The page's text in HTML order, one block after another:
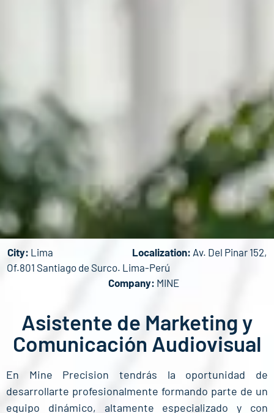
MINEPRECISION ─────
Asistente de
Marketing y
Comunicación
Audiovisual
City: Lima Localization: Av. Del Pinar 152,
Of.801 Santiago de Surco. Lima-Perú
Company: MINE
Asistente de Marketing y
Comunicación Audiovisual
En Mine Precision tendrás la oportunidad de
desarrollarte profesionalmente formando parte de un
equipo dinámico, altamente especializado y con